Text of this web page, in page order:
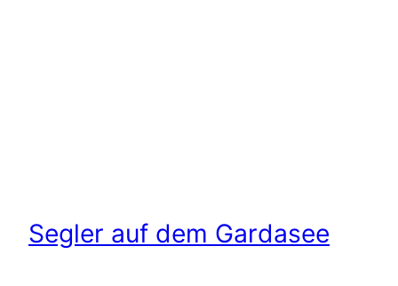
Segler auf dem Gardasee